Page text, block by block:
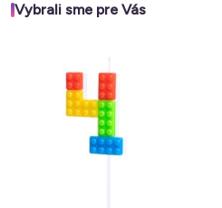
Vybrali sme pre Vás